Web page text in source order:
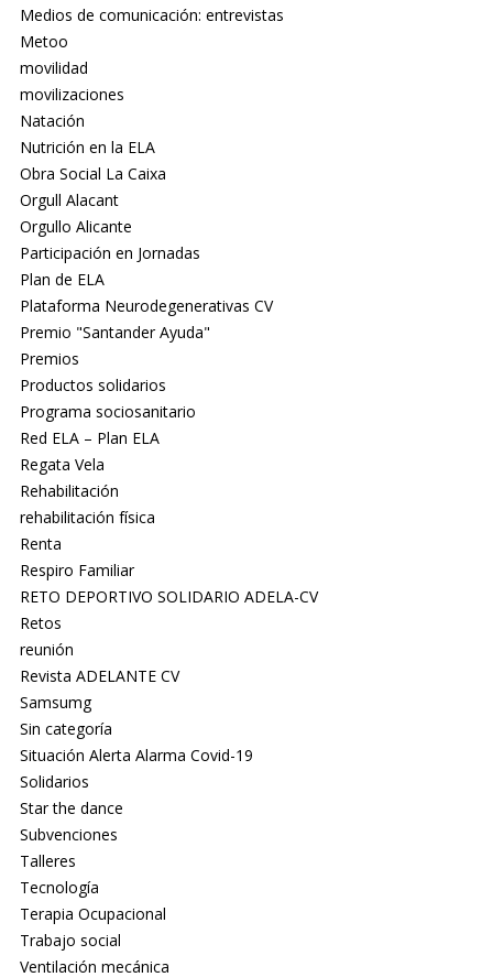
Medios de comunicación: entrevistas
Metoo
movilidad
movilizaciones
Natación
Nutrición en la ELA
Obra Social La Caixa
Orgull Alacant
Orgullo Alicante
Participación en Jornadas
Plan de ELA
Plataforma Neurodegenerativas CV
Premio "Santander Ayuda"
Premios
Productos solidarios
Programa sociosanitario
Red ELA – Plan ELA
Regata Vela
Rehabilitación
rehabilitación física
Renta
Respiro Familiar
RETO DEPORTIVO SOLIDARIO ADELA-CV
Retos
reunión
Revista ADELANTE CV
Samsumg
Sin categoría
Situación Alerta Alarma Covid-19
Solidarios
Star the dance
Subvenciones
Talleres
Tecnología
Terapia Ocupacional
Trabajo social
Ventilación mecánica